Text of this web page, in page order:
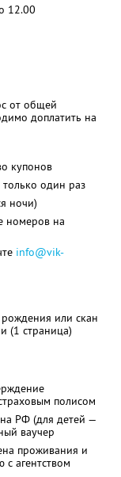
12.00
от общей
доплатить на
купонов
один раз
ночи)
номеров на
info@vik-
или скан
(1 страница)
полисом
РФ (для детей —
ваучер
проживания и
агентством